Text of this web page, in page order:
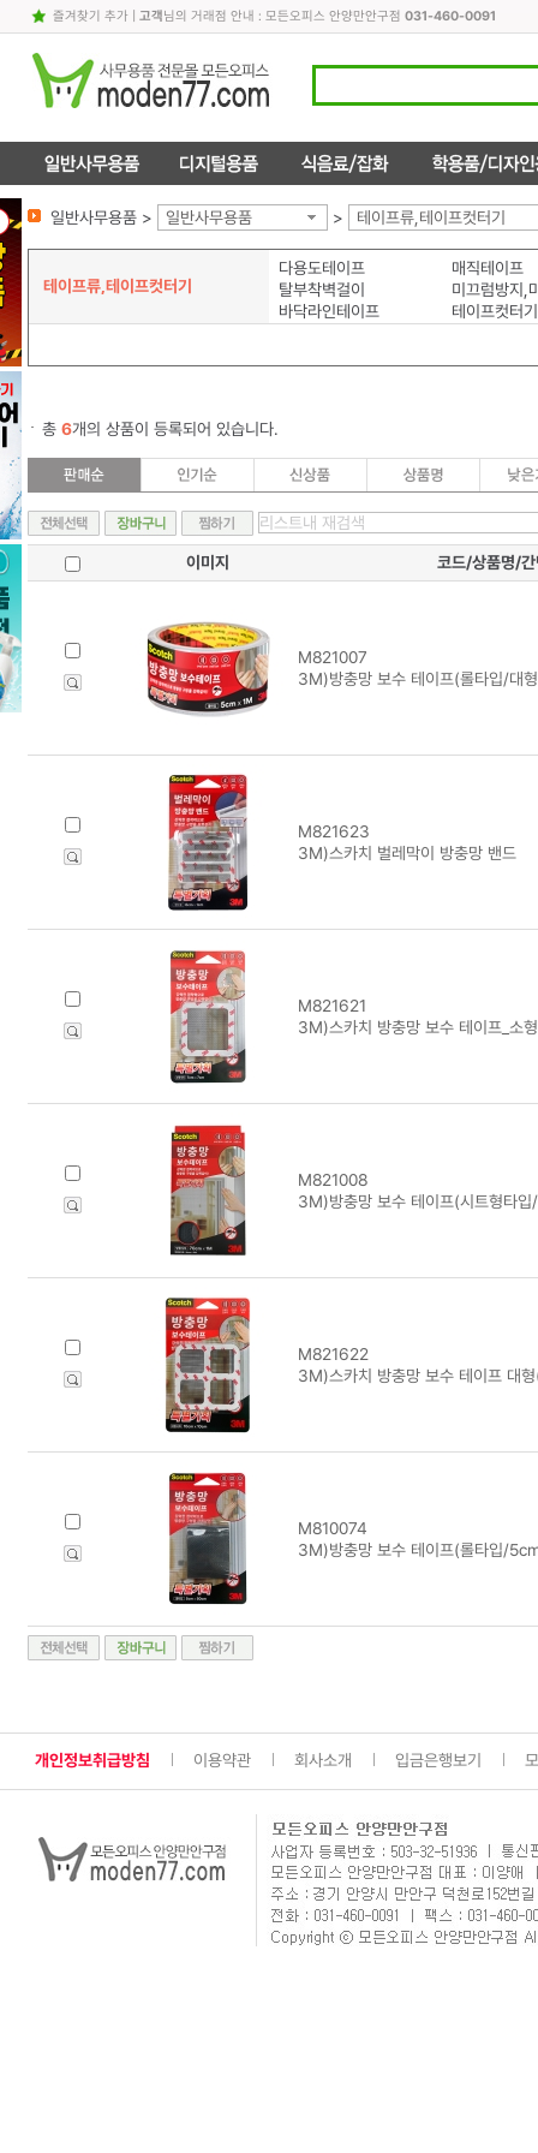
즐겨찾기 추가| 고객님의 거래점 안내 : 모든오피스 안양만안구점 031-460-0091
일반사무용품 > 일반사무용품 > 테이프류,테이프컷터기
테이프류,테이프컷터기
다용도테이프
매직테이프
탈부착벽걸이
바닥라인테이프
테이프컷터기
총 6개의 상품이 등록되어 있습니다.
이미지 코드/상품명/간
M821007
3M)방충망 보수 테이프(롤타입/대
M821623
3M)스카치 벌레막이 방충망 밴드
M821621
3M)스카치 방충망 보수 테이프_소
M821008
3M)방충망 보수 테이프(시트형타
M821622
3M)스카치 방충망 보수 테이프 대
M810074
3M)방충망 보수 테이프(롤타입/
개인정보취급방침 이용약관 회사소개 입금은행보기